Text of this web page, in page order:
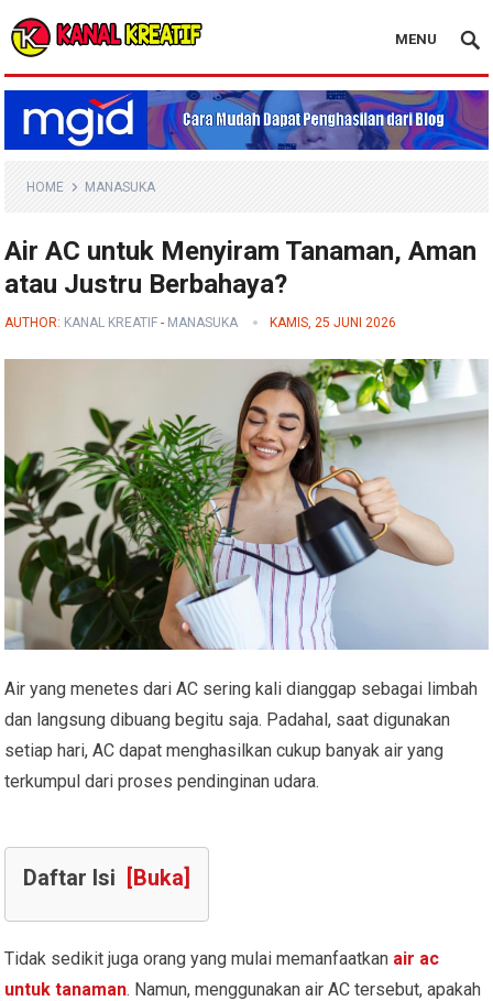
Blog Kanal Kreatif
MENU
HOME MANASUKA
Air AC untuk Menyiram Tanaman, Aman
atau Justru Berbahaya?
AUTHOR: KANAL KREATIF - MANASUKA KAMIS, 25 JUNI 2026
Air yang menetes dari AC sering kali dianggap sebagai limbah
dan langsung dibuang begitu saja. Padahal, saat digunakan
setiap hari, AC dapat menghasilkan cukup banyak air yang
terkumpul dari proses pendinginan udara.
Daftar Isi [Buka]
Tidak sedikit juga orang yang mulai memanfaatkan air ac
untuk tanaman. Namun, menggunakan air AC tersebut, apakah